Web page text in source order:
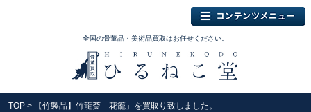
全国の骨董品・美術品買取はお任せください。
TOP > 【竹製品】竹龍斎「花籠」を買取り致しました。